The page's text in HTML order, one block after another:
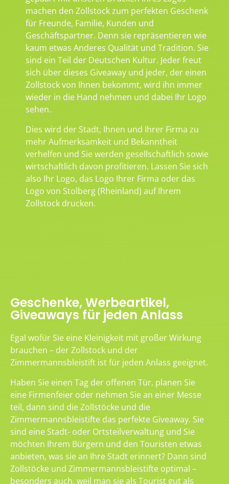
machen den Zollstock zum perfekten Geschenk
für Freunde, Familie, Kunden und
Geschäftspartner. Denn sie repräsentieren wie
kaum etwas Anderes Qualität und Tradition. Sie
sind ein Teil der Deutschen Kultur. Jeder freut
sich über dieses Giveaway und jeder, der einen
Zollstock von Ihnen bekommt, wird ihn immer
wieder in die Hand nehmen und dabei Ihr Logo
sehen.
Dies wird der Stadt, Ihnen und Ihrer Firma zu
mehr Aufmerksamkeit und Bekanntheit
verhelfen und Sie werden gesellschaftlich sowie
wirtschaftlich davon profitieren. Lassen Sie sich
also Ihr Logo, das Logo Ihrer Firma oder das
Logo von Stolberg (Rheinland) auf Ihrem
Zollstock drucken.
Geschenke, Werbeartikel,
Giveaways für jeden Anlass
Egal wofür Sie eine Kleinigkeit mit großer Wirkung
brauchen – der Zollstock und der
Zimmermannsbleistift ist für jeden Anlass geeignet.
Haben Sie einen Tag der offenen Tür, planen Sie
eine Firmenfeier oder nehmen Sie an einer Messe
teil, dann sind die Zollstöcke und die
Zimmermannsbleistifte das perfekte Giveaway. Sie
sind eine Stadt- oder Ortsteilverwaltung und Sie
möchten Ihrem Bürgern und den Touristen etwas
anbieten, was sie an Ihre Stadt erinnert? Dann sind
Zollstöcke und Zimmermannsbleistifte optimal –
besonders auch, weil man sie als Tourist gut als